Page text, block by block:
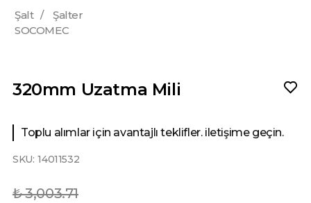
Şalt /
Şalter
SOCOMEC
320mm Uzatma Mili
Toplu alımlar için avantajlı teklifler. iletişime geçin.
SKU: 14011532
₺ 3,003.71